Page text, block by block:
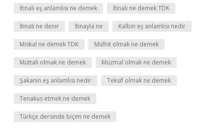
İtinalı eş anlamlısı ne demek İtinalı ne demek TDK
İtinalı ne denir İtinayla ne Kalbin eş anlamlısı nedir
Miskal ne demek TDK Mülhit olmak ne demek
Müttali olmak ne demek Müzmal olmak ne demek
Şakanın eş anlamlısı nedir Teksif olmak ne demek
Tenakus etmek ne demek
Türkçe dersinde biçim ne demek